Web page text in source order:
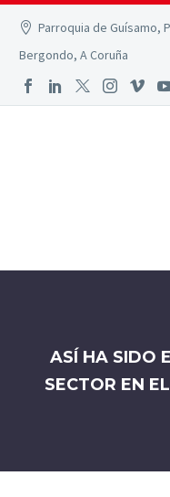
Parroquia de Guísamo,
Bergondo, A Coruña
ASÍ HA SIDO
SECTOR EN